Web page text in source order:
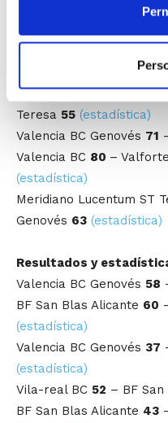
Meridiano Lucentum ST
(estadística)
Valfortec Amics Castelló
Teresa 55 (estadística)
Valencia BC Genovés 71
Valencia BC 80 –
(estadística)
Meridiano Lucentum ST
Genovés 63 (estadística)
Resultados y
Valencia BC Genovés 58
BF San Blas Alicante 60
(estadística)
Valencia BC Genovés 37
(estadística)
Vila-real BC 52 – BF
BF San Blas Alicante 43